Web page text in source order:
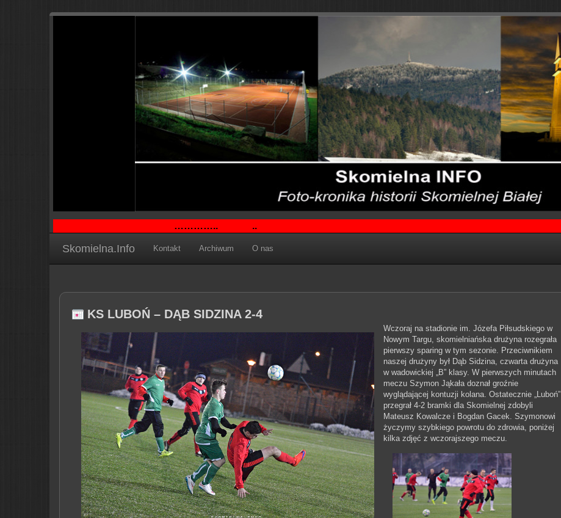
Skomielna.Info Kontakt Archiwum O nas
KS LUBOŃ – DĄB SIDZINA 2-4
Wczoraj na stadionie im. Józefa Piłsudskiego w
Nowym Targu, skomielniańska drużyna rozegrała
pierwszy sparing w tym sezonie. Przeciwnikiem
naszej drużyny był Dąb Sidzina, czwarta drużyna
w wadowickiej „B” klasy. W pierwszych minutach
meczu Szymon Jąkała doznał groźnie
wyglądającej kontuzji kolana. Ostatecznie „Luboń”
przegrał 4-2 bramki dla Skomielnej zdobyli
Mateusz Kowalcze i Bogdan Gacek. Szymonowi
życzymy szybkiego powrotu do zdrowia, poniżej
kilka zdjęć z wczorajszego meczu.